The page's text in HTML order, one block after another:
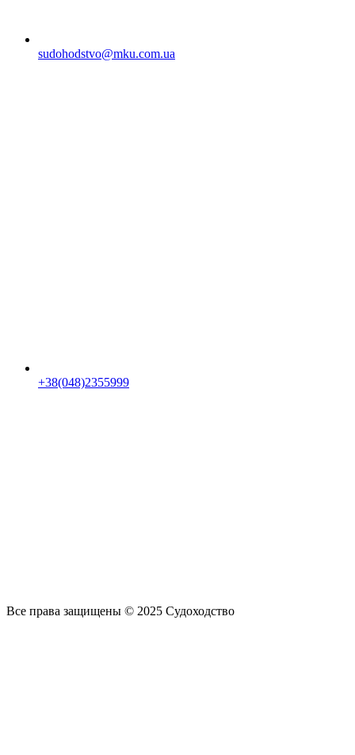
sudohodstvo@mku.com.ua
+38(048)2355999
Все права защищены © 2025 Судоходство